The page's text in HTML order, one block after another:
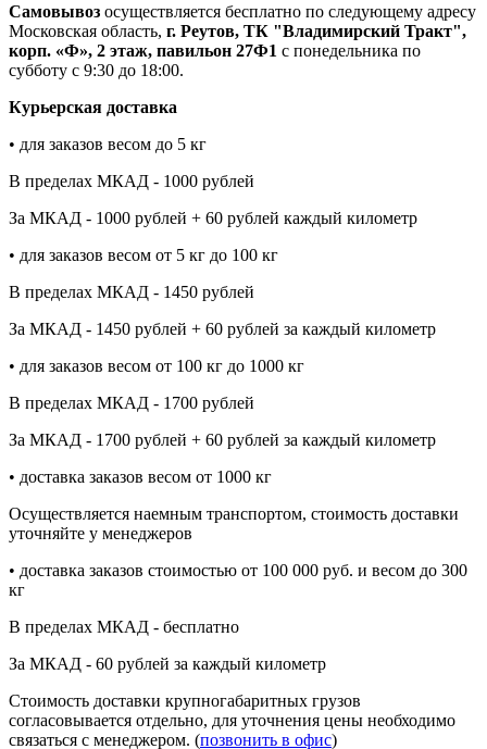
Самовывоз осуществляется бесплатно по следующему адресу
Московская область, г. Реутов, ТК "Владимирский Тракт",
корп. «Ф», 2 этаж, павильон 27Ф1 с понедельника по
субботу с 9:30 до 18:00.
Курьерская доставка
• для заказов весом до 5 кг
В пределах МКАД - 1000 рублей
За МКАД - 1000 рублей + 60 рублей каждый километр
• для заказов весом от 5 кг до 100 кг
В пределах МКАД - 1450 рублей
За МКАД - 1450 рублей + 60 рублей за каждый километр
• для заказов весом от 100 кг до 1000 кг
В пределах МКАД - 1700 рублей
За МКАД - 1700 рублей + 60 рублей за каждый километр
• доставка заказов весом от 1000 кг
Осуществляется наемным транспортом, стоимость доставки
уточняйте у менеджеров
• доставка заказов стоимостью от 100 000 руб. и весом до 300
кг
В пределах МКАД - бесплатно
За МКАД - 60 рублей за каждый километр
Стоимость доставки крупногабаритных грузов
согласовывается отдельно, для уточнения цены необходимо
связаться с менеджером. (позвонить в офис)